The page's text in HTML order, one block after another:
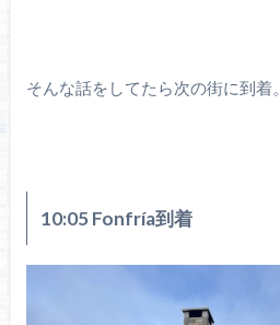
そんな話をしてたら次の街に到着。
10:05 Fonfría到着